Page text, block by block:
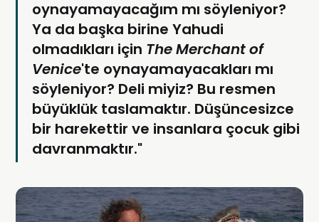
oynayamayacağım mı söyleniyor?
Ya da başka birine Yahudi
olmadıkları için The Merchant of
Venice'te oynayamayacakları mı
söyleniyor? Deli miyiz? Bu resmen
büyüklük taslamaktır. Düşüncesizce
bir harekettir ve insanlara çocuk gibi
davranmaktır."